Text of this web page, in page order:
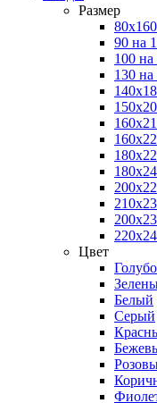
Размер
90 на
100
130
Цвет
Белый
Серый